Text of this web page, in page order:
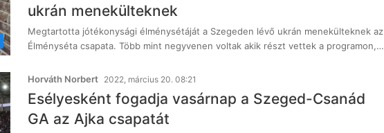
ukrán menekülteknek
Megtartotta jótékonysági élménysétáját a Szegeden lévő ukrán menekülteknek az
Élményséta csapata. Több mint negyvenen voltak akik részt vettek a programon,…
Horváth Norbert 2022, március 20. 08:21
Esélyesként fogadja vasárnap a Szeged-Csanád
GA az Ajka csapatát